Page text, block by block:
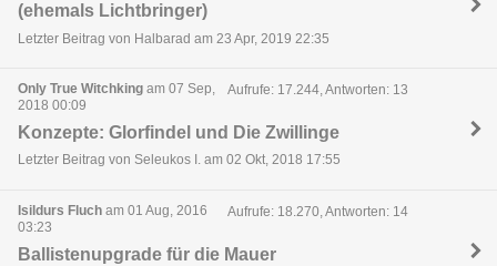
(ehemals Lichtbringer)
Letzter Beitrag von Halbarad am 23 Apr, 2019 22:35
Only True Witchking am 07 Sep,
2018 00:09
Aufrufe: 17.244, Antworten: 13
Konzepte: Glorfindel und Die Zwillinge
Letzter Beitrag von Seleukos I. am 02 Okt, 2018 17:55
Isildurs Fluch am 01 Aug, 2016
03:23
Aufrufe: 18.270, Antworten: 14
Ballistenupgrade für die Mauer